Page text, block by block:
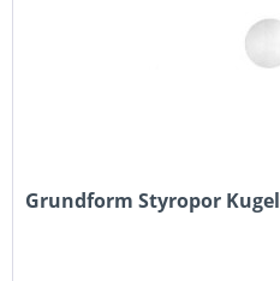
Grundform Styropor Kugel